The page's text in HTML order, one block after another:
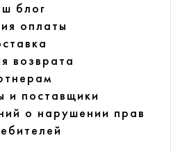
блог
оплаты
возврата
и поставщики
о нарушении прав